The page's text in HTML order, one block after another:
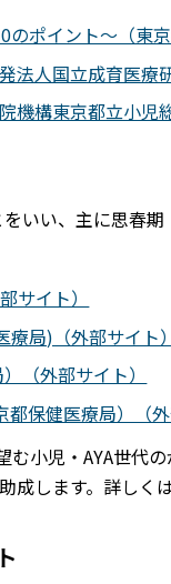
ポイント～（東
人国立成育医療
構東京都立小児
いい、主に思春
サイト）
局)（外部サイト）
（外部サイト）
保健医療局）（外
小児・AYA世代
します。詳しく